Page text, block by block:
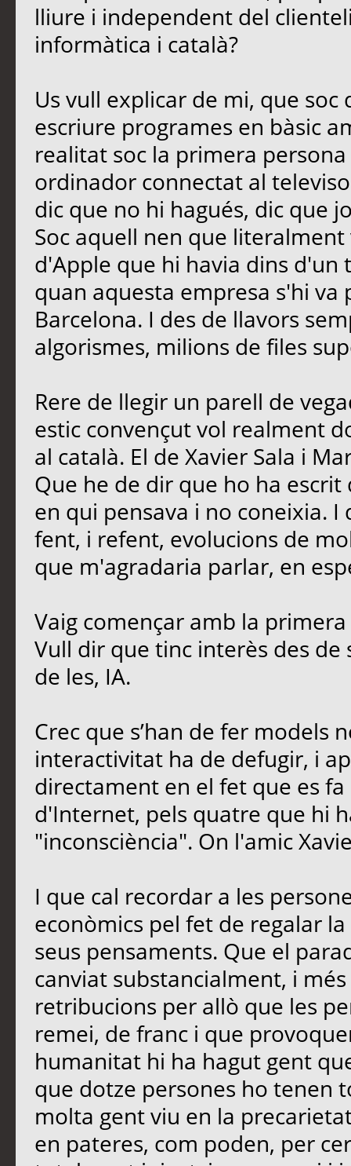
lliure i independent del
informàtica i català?
Us vull explicar de mi, que
escriure programes en bàsic
realitat soc la primera
ordinador connectat al
dic que no hi hagués, dic que
Soc aquell nen que
d'Apple que hi havia dins
quan aquesta empresa s'hi
Barcelona. I des de llavors
algorismes, milions de files
Rere de llegir un parell de
estic convençut vol realment
al català. El de Xavier Sala i
Que he de dir que ho ha
en qui pensava i no coneixia.
fent, i refent, evolucions de
que m'agradaria parlar, en
Vaig començar amb la
Vull dir que tinc interès des
de les, IA.
Crec que s’han de fer models
interactivitat ha de defugir, i
directament en el fet que es
d'Internet, pels quatre que hi
"inconsciència". On l'amic
I que cal recordar a les
econòmics pel fet de regalar
seus pensaments. Que el
canviat substancialment, i
retribucions per allò que les
remei, de franc i que
humanitat hi ha hagut gent
que dotze persones ho tenen
molta gent viu en la
en pateres, com poden, per